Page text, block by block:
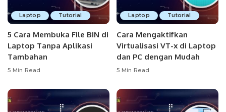
Laptop Tutorial
5 Cara Membuka File BIN di
Laptop Tanpa Aplikasi
Tambahan
5 Min Read
Laptop Tutorial
Cara Mengaktifkan
Virtualisasi VT-x di Laptop
dan PC dengan Mudah
5 Min Read